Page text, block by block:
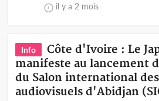
il y a 2 mois
Info
Côte d'Ivoire : Le
manifeste au lancement
du Salon international
audiovisuels d'Abidjan